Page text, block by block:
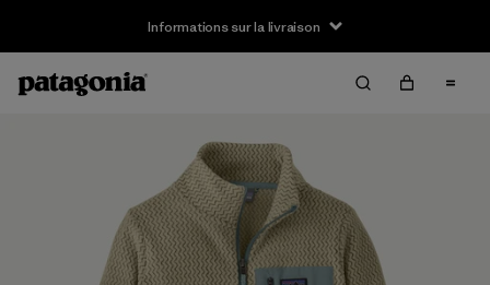
Informations sur la livraison